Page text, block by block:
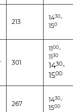
213
1430-
150
301
1100-
1130
1430-
1500
267
1430-
1500